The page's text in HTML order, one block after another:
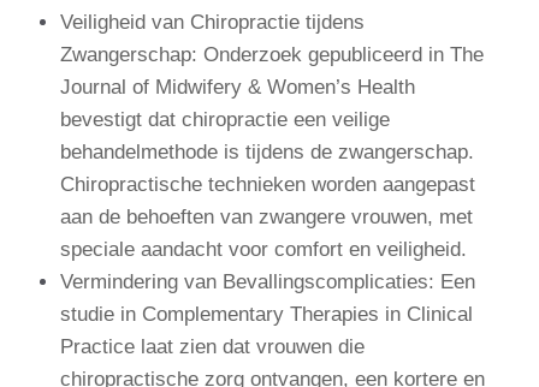
Veiligheid van Chiropractie tijdens
Zwangerschap: Onderzoek gepubliceerd in The
Journal of Midwifery & Women’s Health
bevestigt dat chiropractie een veilige
behandelmethode is tijdens de zwangerschap.
Chiropractische technieken worden aangepast
aan de behoeften van zwangere vrouwen, met
speciale aandacht voor comfort en veiligheid.
Vermindering van Bevallingscomplicaties: Een
studie in Complementary Therapies in Clinical
Practice laat zien dat vrouwen die
chiropractische zorg ontvangen, een kortere en